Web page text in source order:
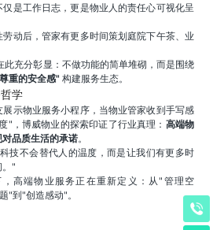
是工作日志，更是物业人的责任心可视化呈
动后，管家有更多时间策划庭院下午茶、业
此充分彰显：不做功能的简单堆砌，而是围绕
重的安全感" 构建服务生态。
学
示物业服务小程序，当物业管家收到手写感
"，博威物业的探索印证了行业真理： 高端物
品质生活的承诺。
技不会替代人的温度，而是让我们有更多时
。"
高端物业服务正在重新定义：从"管理空
"到"创造感动"。